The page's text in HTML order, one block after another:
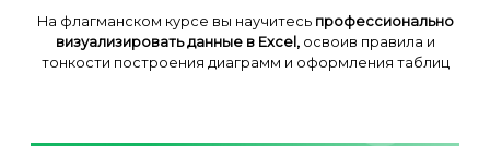
На флагманском курсе вы научитесь профессионально
визуализировать данные в Excel,освоив правила и
тонкости построения диаграмм и оформления таблиц